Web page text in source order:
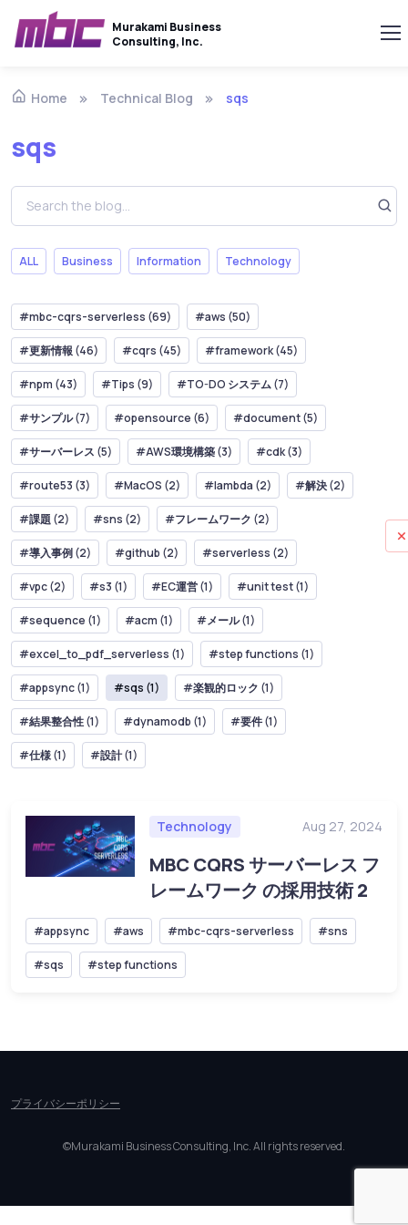
Murakami Business
Consulting, Inc.
Home Technical Blog sqs
sqs
ALL Business Information Technology
#mbc-cqrs-serverless (69) #aws (50)
#更新情報 (46) #cqrs (45) #framework (45)
#npm (43) #Tips (9) #TO-DO システム (7)
#サンプル (7) #opensource (6) #document (5)
#サーバーレス (5) #AWS環境構築 (3) #cdk (3)
#route53 (3) #MacOS (2) #lambda (2) #解決 (2)
#課題 (2) #sns (2) #フレームワーク (2)
#導入事例 (2) #github (2) #serverless (2)
#vpc (2) #s3 (1) #EC運営 (1) #unit test (1)
#sequence (1) #acm (1) #メール (1)
#excel_to_pdf_serverless (1) #step functions (1)
#appsync (1) #sqs (1) #楽観的ロック (1)
#結果整合性 (1) #dynamodb (1) #要件 (1)
#仕様 (1) #設計 (1)
Technology Aug 27, 2024
MBC CQRS サーバーレス フ
レームワーク の採用技術 2
#appsync #aws #mbc-cqrs-serverless #sns
#sqs #step functions
プライバシーポリシー
©Murakami Business Consulting, Inc. All rights reserved.